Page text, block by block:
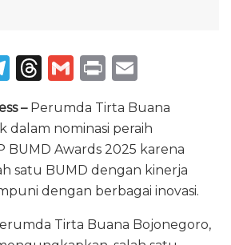
T
e
g
ra
m
T
re
a
d
s
G
ai
l
P
n
t
ai
l
–Perumda Tirta Buana
dalam nominasi peraih
BUMD Awards 2025 karena
satu BUMD dengan kinerja
dengan berbagai inovasi.
Tirta Buana Bojonegoro,